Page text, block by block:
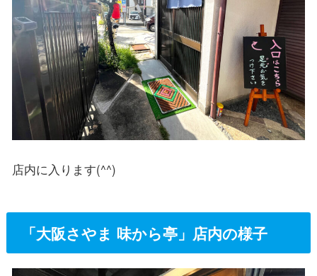
店内に入ります(^^)
「大阪さやま 味から亭」店内の様子